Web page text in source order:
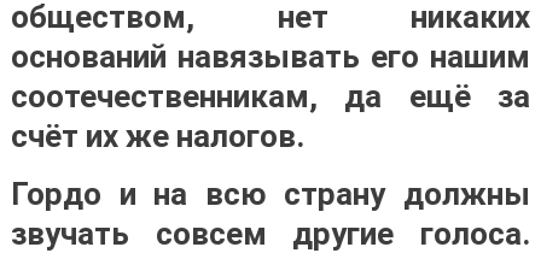
обществом, нет никаких
оснований навязывать его нашим
соотечественникам, да ещё за
счёт их же налогов.
Гордо и на всю страну должны
звучать совсем другие голоса.